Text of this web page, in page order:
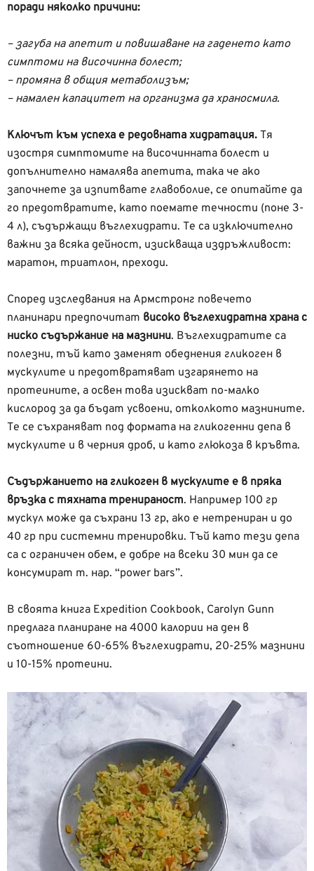
поради няколко причини:
– загуба на апетит и повишаване на гаденето като
симптоми на височинна болест;
– промяна в общия метаболизъм;
– намален капацитет на организма да храносмила.
Ключът към успеха е редовната хидратация. Тя
изостря симптомите на височинната болест и
допълнително намалява апетита, така че ако
започнете за изпитвате главоболие, се опитайте да
го предотвратите, като поемате течности (поне 3-
4 л), съдържащи въглехидрати. Те са изключително
важни за всяка дейност, изискваща издръжливост:
маратон, триатлон, преходи.
Според изследвания на Армстронг повечето
планинари предпочитат високо въглехидратна храна с
ниско съдържание на мазнини. Въглехидратите са
полезни, тъй като заменят обеднения гликоген в
мускулите и предотвратяват изгарянето на
протеините, а освен това изискват по-малко
кислород за да бъдат усвоени, отколкото мазнините.
Те се съхраняват под формата на гликогенни депа в
мускулите и в черния дроб, и като глюкоза в кръвта.
Съдържанието на гликоген в мускулите е в пряка
връзка с тяхната тренираност. Например 100 гр
мускул може да съхрани 13 гр, ако е нетрениран и до
40 гр при системни тренировки. Тъй като тези депа
са с ограничен обем, е добре на всеки 30 мин да се
консумират т. нар. “power bars”.
В своята книга Expedition Cookbook, Carolyn Gunn
предлага планиране на 4000 калории на ден в
съотношение 60-65% въглехидрати, 20-25% мазнини
и 10-15% протеини.